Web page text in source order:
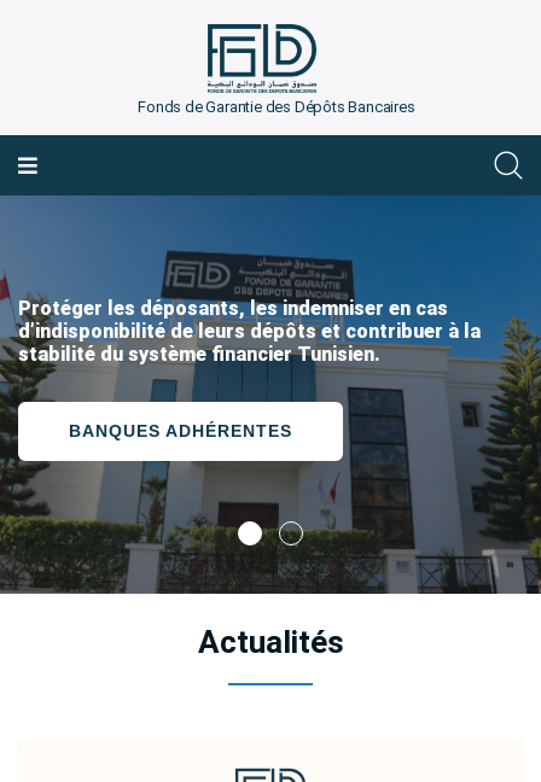
Fonds de Garantie des Dépôts Bancaires
Protéger les déposants, les indemniser en cas
d’indisponibilité de leurs dépôts et contribuer à la
stabilité du système financier Tunisien.
BANQUES ADHÉRENTES
Actualités